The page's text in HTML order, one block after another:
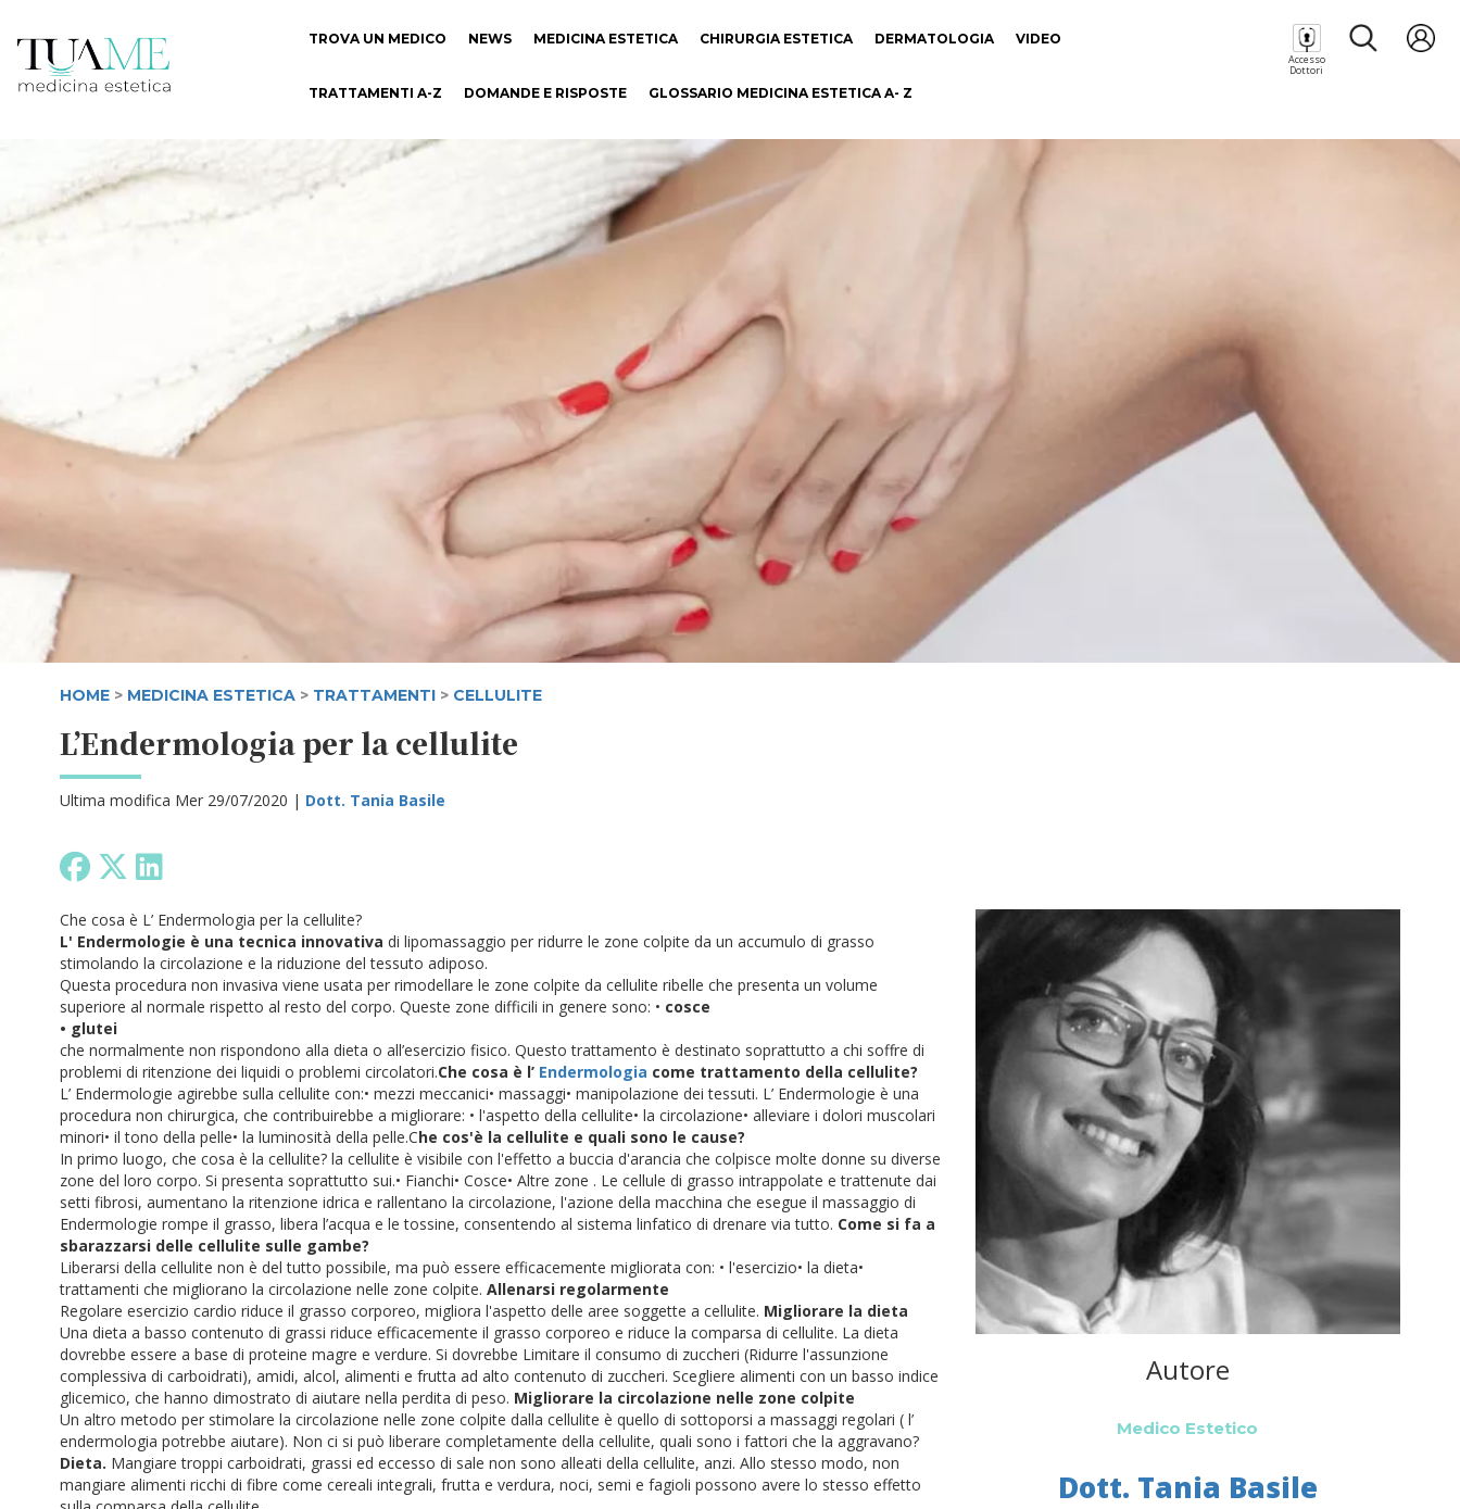
TROVA UN MEDICO NEWS MEDICINA ESTETICA CHIRURGIA ESTETICA DERMATOLOGIA VIDEO
TRATTAMENTI A-Z DOMANDE E RISPOSTE GLOSSARIO MEDICINA ESTETICA A- Z
Accesso
Dottori
HOME > MEDICINA ESTETICA > TRATTAMENTI > CELLULITE
L’Endermologia per la cellulite
Ultima modifica Mer 29/07/2020 | Dott. Tania Basile
Che cosa è L’ Endermologia per la cellulite?
L' Endermologie è una tecnica innovativa di lipomassaggio per ridurre le zone colpite da un accumulo di grasso
stimolando la circolazione e la riduzione del tessuto adiposo.
Questa procedura non invasiva viene usata per rimodellare le zone colpite da cellulite ribelle che presenta un volume
superiore al normale rispetto al resto del corpo. Queste zone difficili in genere sono: • cosce
• glutei
che normalmente non rispondono alla dieta o all’esercizio fisico. Questo trattamento è destinato soprattutto a chi soffre di
problemi di ritenzione dei liquidi o problemi circolatori.Che cosa è l’ Endermologia come trattamento della cellulite?
L’ Endermologie agirebbe sulla cellulite con:• mezzi meccanici• massaggi• manipolazione dei tessuti. L’ Endermologie è una
procedura non chirurgica, che contribuirebbe a migliorare: • l'aspetto della cellulite• la circolazione• alleviare i dolori muscolari
minori• il tono della pelle• la luminosità della pelle.Che cos'è la cellulite e quali sono le cause?
In primo luogo, che cosa è la cellulite? la cellulite è visibile con l'effetto a buccia d'arancia che colpisce molte donne su diverse
zone del loro corpo. Si presenta soprattutto sui.• Fianchi• Cosce• Altre zone . Le cellule di grasso intrappolate e trattenute dai
setti fibrosi, aumentano la ritenzione idrica e rallentano la circolazione, l'azione della macchina che esegue il massaggio di
Endermologie rompe il grasso, libera l’acqua e le tossine, consentendo al sistema linfatico di drenare via tutto. Come si fa a
sbarazzarsi delle cellulite sulle gambe?
Liberarsi della cellulite non è del tutto possibile, ma può essere efficacemente migliorata con: • l'esercizio• la dieta•
trattamenti che migliorano la circolazione nelle zone colpite. Allenarsi regolarmente
Regolare esercizio cardio riduce il grasso corporeo, migliora l'aspetto delle aree soggette a cellulite. Migliorare la dieta
Una dieta a basso contenuto di grassi riduce efficacemente il grasso corporeo e riduce la comparsa di cellulite. La dieta
dovrebbe essere a base di proteine magre e verdure. Si dovrebbe Limitare il consumo di zuccheri (Ridurre l'assunzione
complessiva di carboidrati), amidi, alcol, alimenti e frutta ad alto contenuto di zuccheri. Scegliere alimenti con un basso indice
glicemico, che hanno dimostrato di aiutare nella perdita di peso. Migliorare la circolazione nelle zone colpite
Un altro metodo per stimolare la circolazione nelle zone colpite dalla cellulite è quello di sottoporsi a massaggi regolari ( l’
endermologia potrebbe aiutare). Non ci si può liberare completamente della cellulite, quali sono i fattori che la aggravano?
Dieta. Mangiare troppi carboidrati, grassi ed eccesso di sale non sono alleati della cellulite, anzi. Allo stesso modo, non
mangiare alimenti ricchi di fibre come cereali integrali, frutta e verdura, noci, semi e fagioli possono avere lo stesso effetto
Autore
Medico Estetico
Dott. Tania Basile